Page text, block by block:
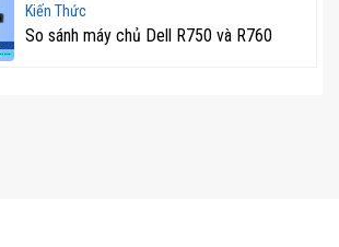
Kiến Thức
So sánh máy chủ Dell R750 và R760